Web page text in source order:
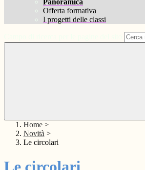
Panoramica
Offerta formativa
I progetti delle classi
Home >
Novità >
Le circolari
Le circolari